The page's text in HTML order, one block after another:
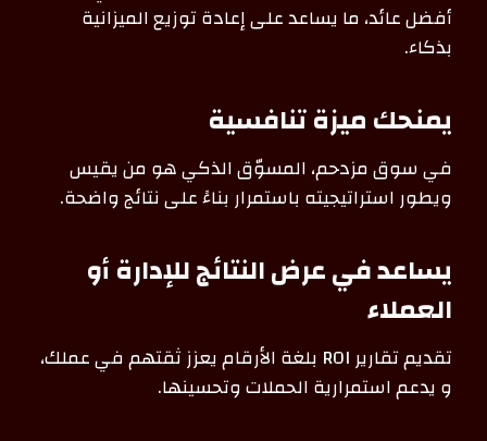
أفضل عائد، ما يساعد على إعادة توزيع الميزانية
بذكاء.
يمنحك ميزة تنافسية
في سوق مزدحم، المسوّق الذكي هو من يقيس
ويطور استراتيجيته باستمرار بناءً على نتائج واضحة.
يساعد في عرض النتائج للإدارة أو
العملاء
تقديم تقارير ROI بلغة الأرقام يعزز ثقتهم في عملك،
و يدعم استمرارية الحملات وتحسينها.